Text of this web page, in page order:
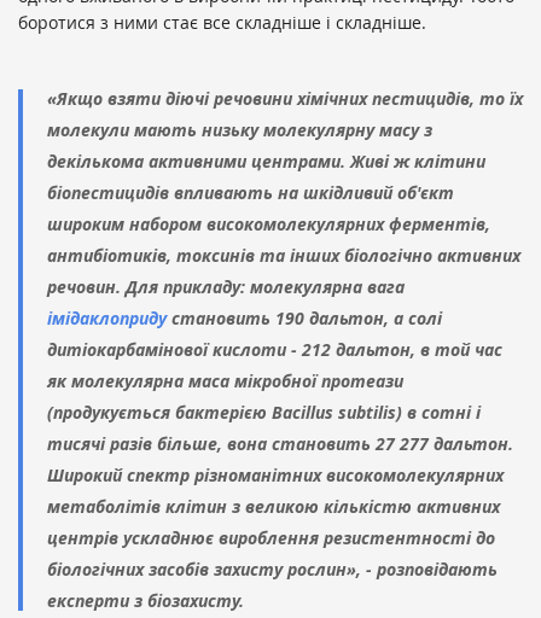
боротися з ними стає все складніше і складніше.
«Якщо взяти діючі речовини хімічних пестицидів, то їх
молекули мають низьку молекулярну масу з
декількома активними центрами. Живі ж клітини
біопестицидів впливають на шкідливий об'єкт
широким набором високомолекулярних ферментів,
антибіотиків, токсинів та інших біологічно активних
речовин. Для прикладу: молекулярна вага
імідаклопридустановить 190 дальтон, а солі
дитіокарбамінової кислоти - 212 дальтон, в той час
як молекулярна маса мікробної протеази
(продукується бактерією Bacillus subtilis) в сотні і
тисячі разів більше, вона становить 27 277 дальтон.
Широкий спектр різноманітних високомолекулярних
метаболітів клітин з великою кількістю активних
центрів ускладнює вироблення резистентності до
біологічних засобів захисту рослин», - розповідають
експерти з біозахисту.